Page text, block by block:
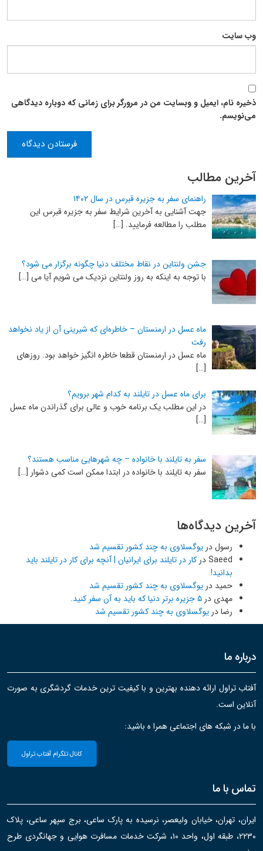
وب‌ سایت
ذخیره نام، ایمیل و وبسایت من در مرورگر برای زمانی که دوباره دیدگاهی
می‌نویسم.
آخرین مطالب
راهنمای سفر به جزیره قبرس در سال ۱۴۰۲
جهت آشنایی به آخرین شرایط سفر به جزیره قبرس این
مطلب را مطالعه فرمایید. […]
جشن ولنتاین در نقاط مختلف دنیا چگونه برگزار می شود؟
با توجه به اینکه به روز ولنتاین نزدیک می شویم آیا می […]
ماه عسل در ارمنستان – خاطره‌ای که شیرینی آن از یاد نخواهد
رفت
ماه عسل در ارمنستان قطعا خاطره انگیز خواهد بود. روزهای
[…]
برای ماه عسل در تایلند به کدام شهر برویم؟
در این مطلب یک برنامه خوب و عالی برای گذراندن ماه عسل
[…]
سفر به تایلند با خانواده – چه شهرهایی مناسب هستند؟
سفر به تایلند با خانواده در ابتدا ممکن است کمی دشوار […]
آخرین دیدگاه‌ها
رسولدر یوگسلاوی به چند کشور تقسیم شد
Saeedدر کار در تایلند برای ایرانیان | آنچه برای کار در تایلند باید
بدانید!
حمید در یوگسلاوی به چند کشور تقسیم شد
مهدی در ۵ جزیره برتر دنیا که باید به آن سفر کنید.
رضادر یوگسلاوی به چند کشور تقسیم شد
درباره ما
آفتاب تراول ارائه دهنده بهترین و با کیفیت ترین خدمات گردشگری به صورت
آنلاین است.
با ما در شبکه های اجتماعی همرا ه باشید:
کانال تلگرام آفتاب تراول
تماس با ما
ایران، تهران، خیابان ولیعصر، نرسیده به پارک ساعی، برج سپهر ساعی، پلاک
۲۲۳۰، طبقه اول، واحد ۱۰، شرکت خدمات مسافرت هوایی و جهانگردی طرح